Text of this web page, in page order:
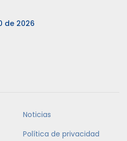
de 2026
Noticias
Política de privacidad